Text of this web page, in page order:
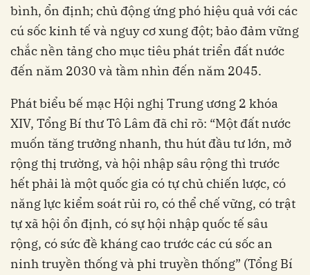
bình, ổn định; chủ động ứng phó hiệu quả với các
cú sốc kinh tế và nguy cơ xung đột; bảo đảm vững
chắc nền tảng cho mục tiêu phát triển đất nước
đến năm 2030 và tầm nhìn đến năm 2045.
Phát biểu bế mạc Hội nghị Trung ương 2 khóa
XIV, Tổng Bí thư Tô Lâm đã chỉ rõ: “Một đất nước
muốn tăng trưởng nhanh, thu hút đầu tư lớn, mở
rộng thị trường, và hội nhập sâu rộng thì trước
hết phải là một quốc gia có tự chủ chiến lược, có
năng lực kiểm soát rủi ro, có thể chế vững, có trật
tự xã hội ổn định, có sự hội nhập quốc tế sâu
rộng, có sức đề kháng cao trước các cú sốc an
ninh truyền thống và phi truyền thống” (Tổng Bí